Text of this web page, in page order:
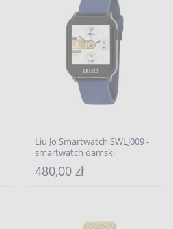
Liu Jo Smartwatch SWLJ009 -
smartwatch damski
480,00 zł